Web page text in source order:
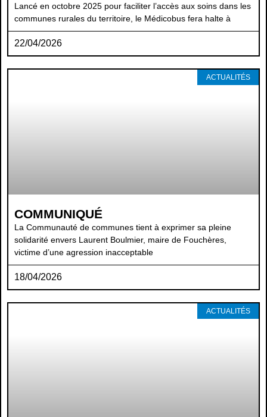
Lancé en octobre 2025 pour faciliter l’accès aux soins dans les
communes rurales du territoire, le Médicobus fera halte à
22/04/2026
ACTUALITÉS
COMMUNIQUÉ
La Communauté de communes tient à exprimer sa pleine
solidarité envers Laurent Boulmier, maire de Fouchères,
victime d’une agression inacceptable
18/04/2026
ACTUALITÉS